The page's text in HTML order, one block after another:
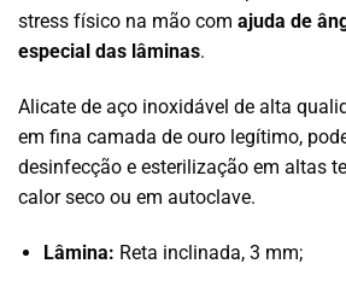
stress físico na mão com ajuda de
especial das lâminas.
Alicate de aço inoxidável de alta
em fina camada de ouro legítimo,
desinfecção e esterilização em altas
calor seco ou em autoclave.
Lâmina: Reta inclinada, 3 mm;